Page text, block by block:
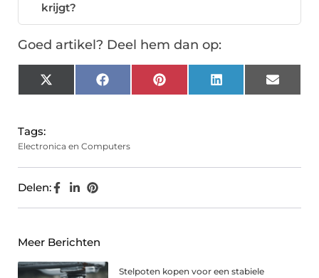
krijgt?
Goed artikel? Deel hem dan op:
X
(Twitter)
FacebookPinterest LinkedIn Email
Tags:
Electronica en Computers
Delen:
Meer Berichten
Stelpoten kopen voor een stabiele